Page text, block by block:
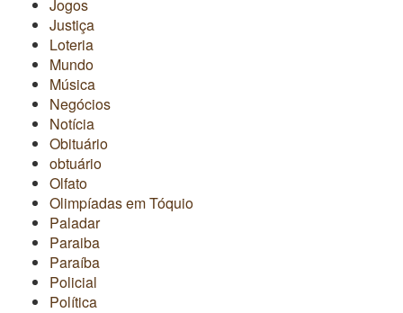
Jogos
Justiça
Loteria
Mundo
Música
Negócios
Notícia
Obituário
obtuário
Olfato
Olimpíadas em Tóquio
Paladar
Paraiba
Paraíba
Policial
Política